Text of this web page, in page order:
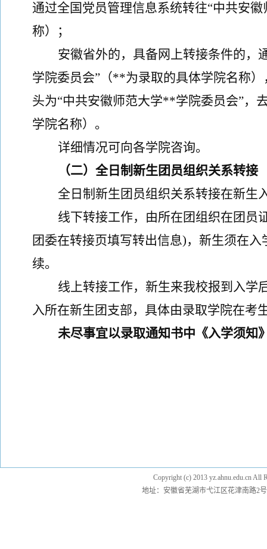
通过全国党员管理信息系统转往“中共安徽
称）
；
安徽省外的，具备网上转接条件的，
学院委员会” （**为录取的具体学院名称）
头为“中共安徽师范大学**学院委员会”，
学院名称） 。
详细情况可向各学院咨询。
（二） 全日制新生团员组织关系转接
全日制新生团员组织关系转接在新生
线下转接工作，由所在团组织在团员
团委在转接页填写转出信息)，新生须在入
续。
线上转接工作，新生来我校报到入学
入所在新生团支部，具体由录取学院在考
未尽事宜以录取通知书中《入学须知
Copyright (c) 2013 yz.ahnu.edu.cn
地址：安徽省芜湖市弋江区花津南路2